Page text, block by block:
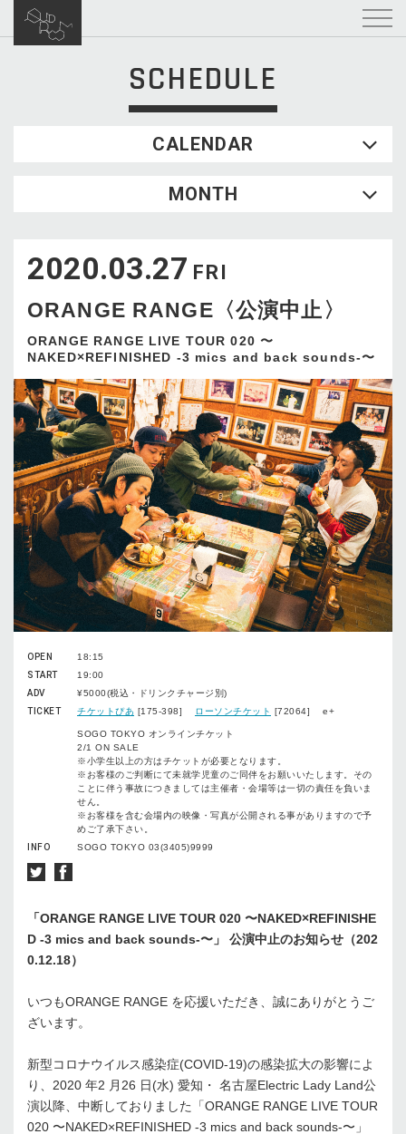
SCHEDULE
CALENDAR
WED
2
3 4 5
16
17 18 19 20 21
23
24 25 26 27
MONTH
2020.03.27 FRI
ORANGE RANGE〈公演中止〉
ORANGE RANGE LIVE TOUR 020 〜
NAKED×REFINISHED -3 mics and back sounds-〜
OPEN
18:15
START
19:00
ADV
¥5000(税込・ドリンクチャージ別)
TICKET
チケットぴあ [175-398] ローソンチケット [72064] e+
SOGO TOKYO オンラインチケット
2/1 ON SALE
※小学生以上の方はチケットが必要となります。
※お客様のご判断にて未就学児童のご同伴をお願いいたします。その
ことに伴う事故につきましては主催者・会場等は一切の責任を負いま
せん。
※お客様を含む会場内の映像・写真が公開される事がありますので予
めご了承下さい。
INFO
SOGO TOKYO 03(3405)9999
「ORANGE RANGE LIVE TOUR 020 〜NAKED×REFINISHE
D -3 mics and back sounds-〜」 公演中⽌のお知らせ（202
0.12.18）
いつもORANGE RANGE を応援いただき、誠にありがとうご
ざいます。
新型コロナウイルス感染症(COVID-19)の感染拡⼤の影響によ
り、2020 年2 ⽉26 ⽇(⽔) 愛知・ 名古屋Electric Lady Land公
演以降、中断しておりました「ORANGE RANGE LIVE TOUR
020 〜NAKED×REFINISHED -3 mics and back sounds-〜」